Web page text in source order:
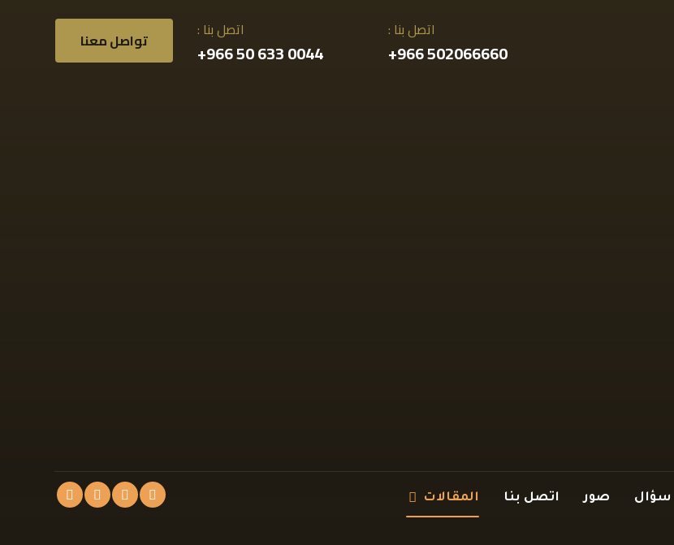
تواصل معنا اتصل بنا :
0044 633 50 966+
اتصل بنا :
502066660 966+
سؤال صور اتصل بنا المقالات